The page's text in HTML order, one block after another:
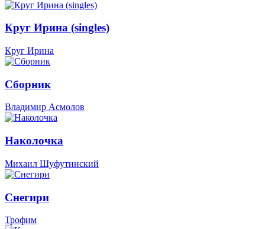
Круг Ирина (singles)
Круг Ирина
Сборник
Владимир Асмолов
Наколочка
Михаил Шуфутинский
Снегири
Трофим